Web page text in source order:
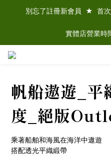
別忘了註冊新會員  ★  首
實體店營業時
帆船遨遊_平
度_絕版
乘著船舶和海風在海洋中遨遊
搭配透光平織緞帶